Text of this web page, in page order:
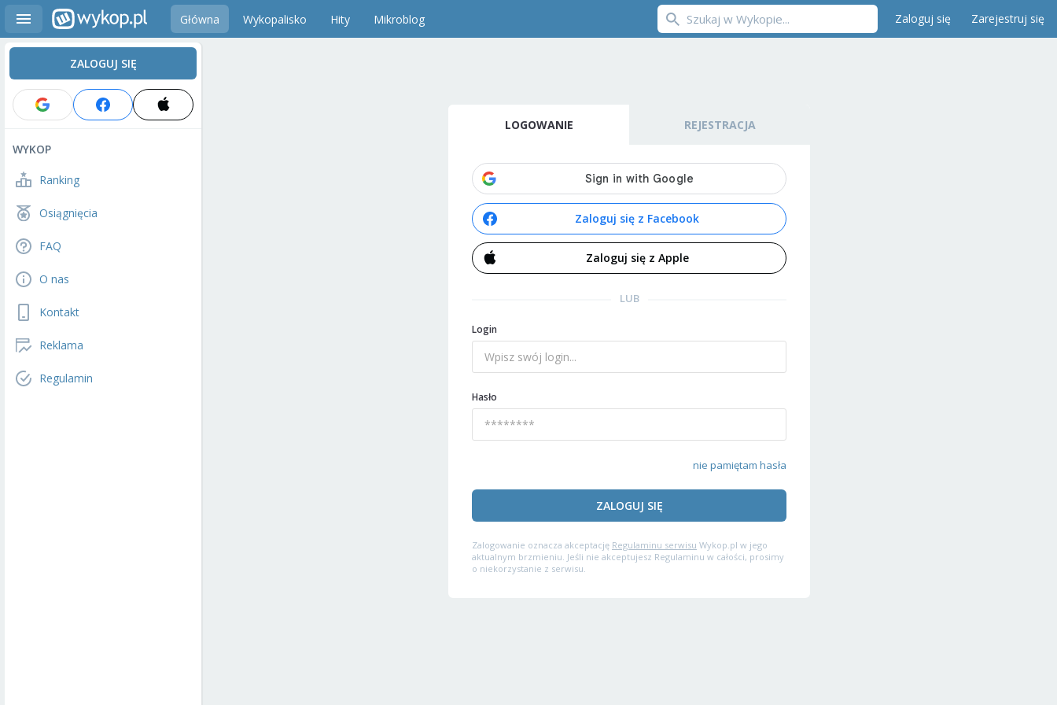
Główna Wykopalisko Hity Mikroblog Zaloguj się Zarejestruj się
ZALOGUJ SIĘ
WYKOP
Ranking
Osiągnięcia
FAQ
O nas
Kontakt
Reklama
Regulamin
LOGOWANIE REJESTRACJA
Zaloguj się z Facebook
Zaloguj się z Apple
LUB
Login
Hasło
nie pamiętam hasła
ZALOGUJ SIĘ
Zalogowanie oznacza akceptację Regulaminu serwisu Wykop.pl w jego
aktualnym brzmieniu. Jeśli nie akceptujesz Regulaminu w całości, prosimy
o niekorzystanie z serwisu.